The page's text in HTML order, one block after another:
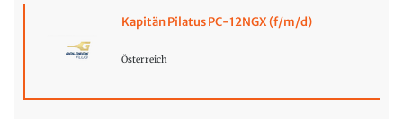
Kapitän Pilatus PC-12NGX (f/m/d)
Österreich